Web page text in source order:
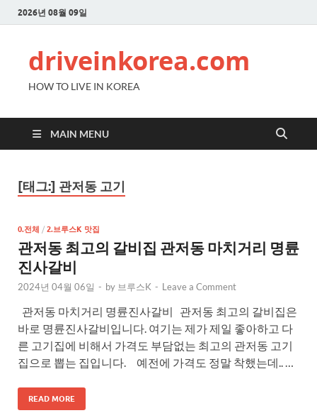
2026년 08월 09일
driveinkorea.com
HOW TO LIVE IN KOREA
MAIN MENU
[태그:] 관저동 고기
0.전체 / 2.브루스K 맛집
관저동 최고의 갈비집 관저동 마치거리 명륜
진사갈비
2024년 04월 06일 - by 브루스K - Leave a Comment
관저동 마치거리 명륜진사갈비 관저동 최고의 갈비집은
바로 명륜진사갈비입니다. 여기는 제가 제일 좋아하고 다
른 고기집에 비해서 가격도 부담없는 최고의 관저동 고기
집으로 뽑는 집입니다. 예전에 가격도 정말 착했는데.. …
READ MORE